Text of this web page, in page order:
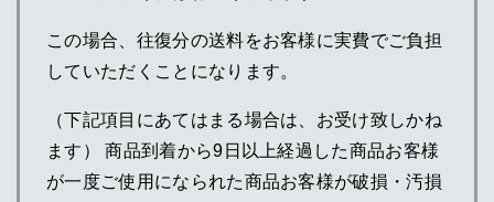
この場合、往復分の送料をお客様に実費でご負担
していただくことになります。
（下記項目にあてはまる場合は、お受け致しかね
ます） 商品到着から9日以上経過した商品お客様
が一度ご使用になられた商品お客様が破損・汚損